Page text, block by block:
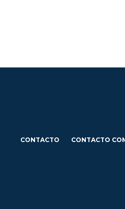
CONTACTO CONTACTO